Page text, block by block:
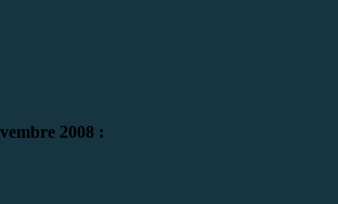
2008 :